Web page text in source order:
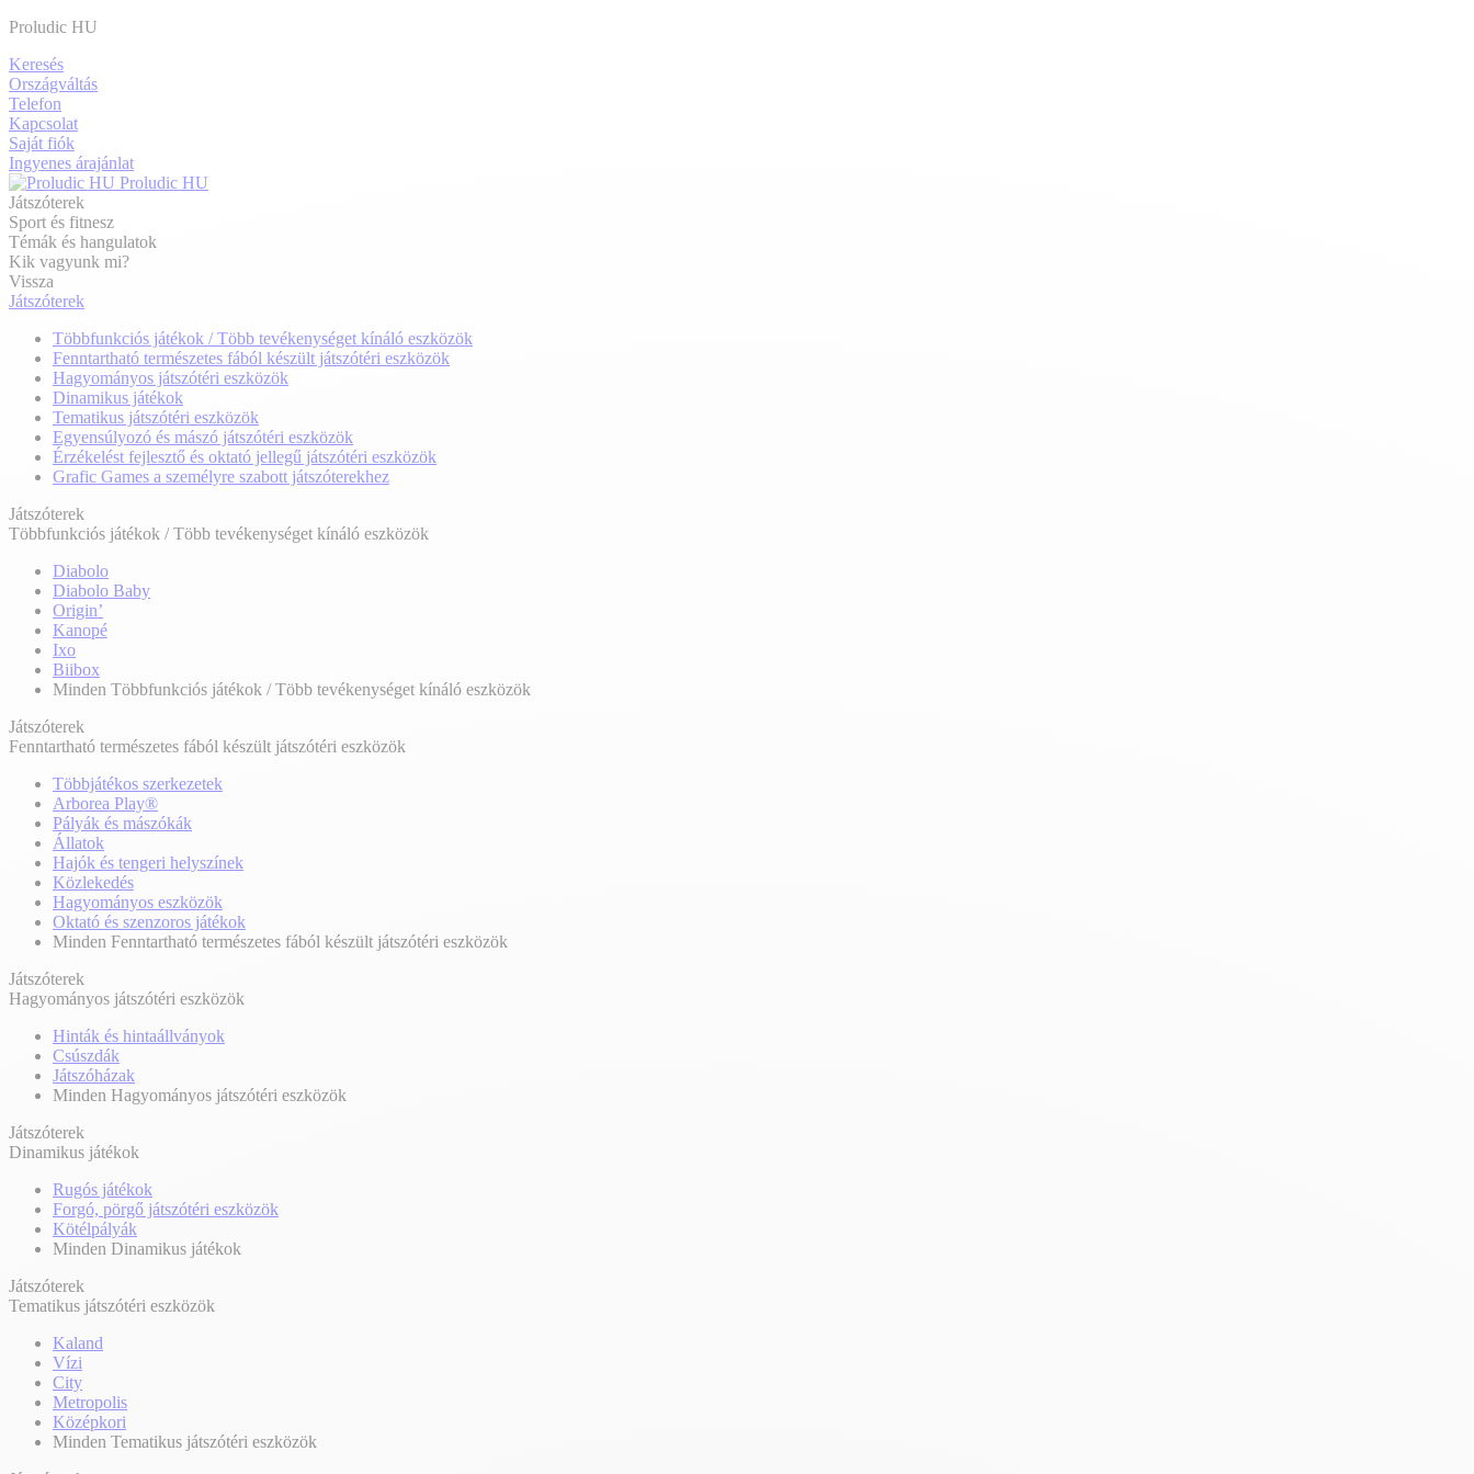
Proludic HU
Keresés
Országváltás
Telefon
Kapcsolat
Saját fiók
Ingyenes árajánlat
Proludic HU
Játszóterek
Sport és fitnesz
Témák és hangulatok
Kik vagyunk mi?
Vissza
Játszóterek
Többfunkciós játékok / Több tevékenységet kínáló eszközök
Fenntartható természetes fából készült játszótéri eszközök
Hagyományos játszótéri eszközök
Dinamikus játékok
Tematikus játszótéri eszközök
Egyensúlyozó és mászó játszótéri eszközök
Érzékelést fejlesztő és oktató jellegű játszótéri eszközök
Grafic Games a személyre szabott játszóterekhez
Játszóterek
Többfunkciós játékok / Több tevékenységet kínáló eszközök
Diabolo
Diabolo Baby
Origin’
Kanopé
Ixo
Biibox
Minden Többfunkciós játékok / Több tevékenységet kínáló eszközök
Játszóterek
Fenntartható természetes fából készült játszótéri eszközök
Többjátékos szerkezetek
Arborea Play®
Pályák és mászókák
Állatok
Hajók és tengeri helyszínek
Közlekedés
Hagyományos eszközök
Oktató és szenzoros játékok
Minden Fenntartható természetes fából készült játszótéri eszközök
Játszóterek
Hagyományos játszótéri eszközök
Hinták és hintaállványok
Csúszdák
Játszóházak
Minden Hagyományos játszótéri eszközök
Játszóterek
Dinamikus játékok
Rugós játékok
Forgó, pörgő játszótéri eszközök
Kötélpályák
Minden Dinamikus játékok
Játszóterek
Tematikus játszótéri eszközök
Kaland
Vízi
City
Metropolis
Középkori
Minden Tematikus játszótéri eszközök